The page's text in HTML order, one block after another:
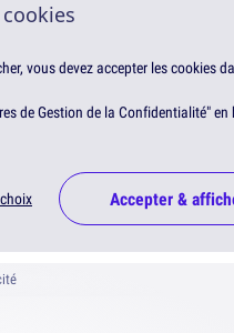
vous devez accepter les cookies
de Gestion de la Confidentialité" en
Accepter &